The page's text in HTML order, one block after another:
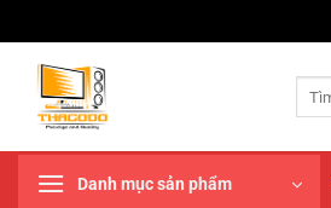
dung
Tìm
Danh mục sản phẩm